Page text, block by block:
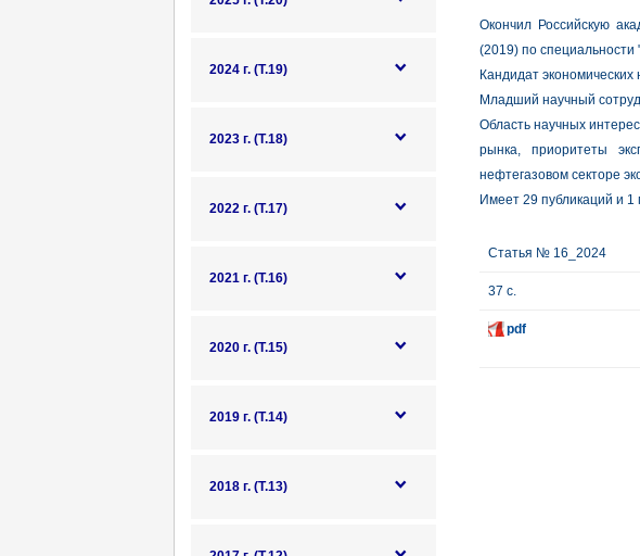
2024 г. (Т.19)
2023 г. (Т.18)
2022 г. (Т.17)
2021 г. (Т.16)
2020 г. (Т.15)
2019 г. (Т.14)
2018 г. (Т.13)
Окончил Российскую
(2019) по специальности
Кандидат экономических
Младший научный
Область научных
рынка, приоритеты
нефтегазовом секторе
Имеет 29 публикаций и 1
Статья № 16_2024
37 с.
pdf